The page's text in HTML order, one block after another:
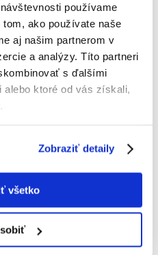
používame
ako používate naše
aj našim partnerom v
a analýzy. Títo partneri
s ďalšími
ktoré od vás získali,
Zobraziť detaily
všetko
hračka v tvare krúžku vyrobená
odporúčaná pre šteňatá a psy s
malá veľkosť zaisťujú, že hračka
a špeciálne výstupky, ktoré
prerezávaní zúbkov.
ktorý pri požití netvrdne a
hygienu masážou ďasien a úľavou
ústa